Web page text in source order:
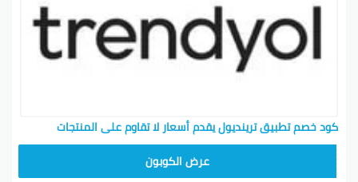
كود خصم تطبيق ترينديول يقدم أسعار لا تقاوم على المنتجات
عرض الكوبون